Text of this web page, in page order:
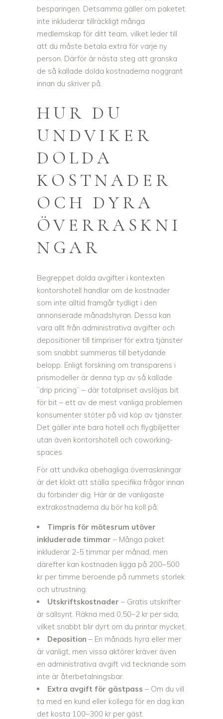
besparingen. Detsamma gäller om paketet
inte inkluderar tillräckligt många
medlemskap för ditt team, vilket leder till
att du måste betala extra för varje ny
person. Därför är nästa steg att granska
de så kallade dolda kostnaderna noggrant
innan du skriver på.
HUR DU
UNDVIKER
DOLDA
KOSTNADER
OCH DYRA
ÖVERRASKNI
NGAR
Begreppet dolda avgifter i kontexten
kontorshotell handlar om de kostnader
som inte alltid framgår tydligt i den
annonserade månadshyran. Dessa kan
vara allt från administrativa avgifter och
depositioner till timpriser för extra tjänster
som snabbt summeras till betydande
belopp. Enligt forskning om transparens i
prismodeller är denna typ av så kallade
”drip pricing” – där totalpriset avslöjas bit
för bit – ett av de mest vanliga problemen
konsumenter stöter på vid köp av tjänster.
Det gäller inte bara hotell och flygbiljetter
utan även kontorshotell och coworking-
spaces.
För att undvika obehagliga överraskningar
är det klokt att ställa specifika frågor innan
du förbinder dig. Här är de vanligaste
extrakostnaderna du bör ha koll på:
Timpris för mötesrum utöver
inkluderade timmar – Många paket
inkluderar 2-5 timmar per månad, men
därefter kan kostnaden ligga på 200–500
kr per timme beroende på rummets storlek
och utrustning.
Utskriftskostnader – Gratis utskrifter
är sällsynt. Räkna med 0,50–2 kr per sida,
vilket snabbt blir dyrt om du printar mycket.
Deposition – En månads hyra eller mer
är vanligt, men vissa aktörer kräver även
en administrativa avgift vid tecknande som
inte är återbetalningsbar.
Extra avgift för gästpass – Om du vill
ta med en kund eller kollega för en dag kan
det kosta 100–300 kr per gäst.